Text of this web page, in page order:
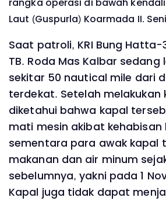
Laut (Guspurla) Koarmada II.
Saat patroli, KRI Bung
TB. Roda Mas Kalbar sedang
sekitar 50 nautical mile dari
terdekat. Setelah melakukan
diketahui bahwa kapal
mati mesin akibat kehabisan
sementara para awak kapal
makanan dan air minum
sebelumnya, yakni pada 1
Kapal juga tidak dapat